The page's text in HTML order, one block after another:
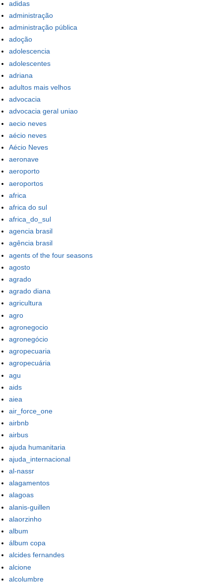
adidas
administração
administração pública
adoção
adolescencia
adolescentes
adriana
adultos mais velhos
advocacia
advocacia geral uniao
aecio neves
aécio neves
Aécio Neves
aeronave
aeroporto
aeroportos
africa
africa do sul
africa_do_sul
agencia brasil
agência brasil
agents of the four seasons
agosto
agrado
agrado diana
agricultura
agro
agronegocio
agronegócio
agropecuaria
agropecuária
agu
aids
aiea
air_force_one
airbnb
airbus
ajuda humanitaria
ajuda_internacional
al-nassr
alagamentos
alagoas
alanis-guillen
alaorzinho
album
álbum copa
alcides fernandes
alcione
alcolumbre